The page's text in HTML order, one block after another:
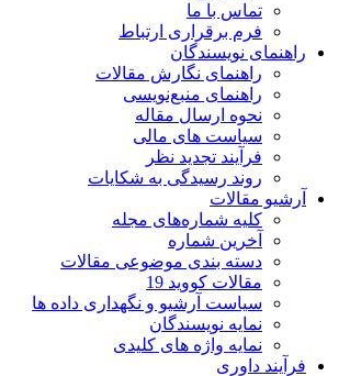
تماس با ما
فرم برقراری ارتباط
راهنمای نویسندگان
راهنمای نگارش مقالات
راهنمای منبع‌نویسی
نحوه ارسال مقاله
سیاست های مالی
فرآیند تجدید نظر
روند رسیدگی به شکایات
آرشیو مقالات
کلیه شماره‌های مجله
آخرین شماره
دسته بندی موضوعی مقالات
مقالات کووید 19
سیاست آرشیو و نگهداری داده ها
نمایه نویسندگان
نمایه واژه های کلیدی
فرآیند داوری